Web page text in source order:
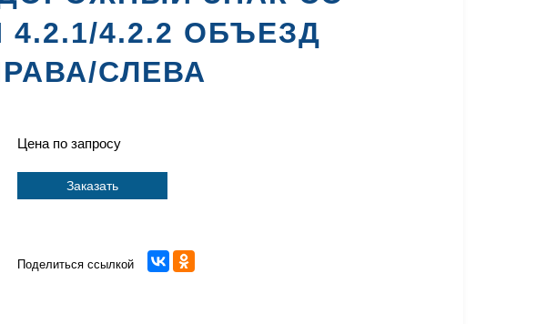
4.2.2 ОБЪЕЗД
СЛЕВА
Цена по запросу
Заказать
Поделиться ссылкой